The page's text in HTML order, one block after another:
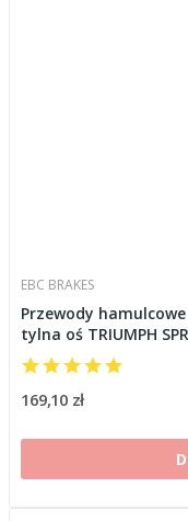
EBC BRAKES
Przewody
tylna oś TRIUMPH
169,10 zł